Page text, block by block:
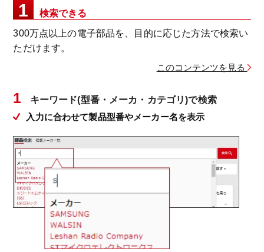
1 検索できる
300万点以上の電子部品を、目的に応じた方法で検索い
ただけます。
このコンテンツを見る
1
キーワード(型番・メーカ・カテゴリ)で検索
入力に合わせて製品型番やメーカー名を表示